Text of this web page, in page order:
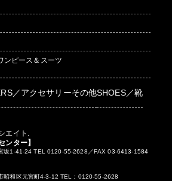
ンピース＆スーツ
／アクセサリーその他SHOES／靴
エイト.
ンター】
坂1-41-24 TEL 0120-55-2628／FAX 03-6413-1584
昭和区元宮町4-3-12 TEL：0120-55-2628